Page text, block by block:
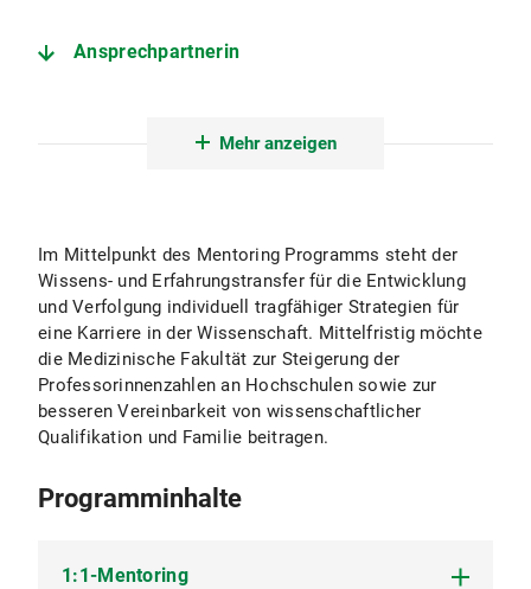
Ansprechpartnerin
Mehr anzeigen
Im Mittelpunkt des Mentoring Programms steht der
Wissens- und Erfahrungstransfer für die Entwicklung
und Verfolgung individuell tragfähiger Strategien für
eine Karriere in der Wissenschaft. Mittelfristig möchte
die Medizinische Fakultät zur Steigerung der
Professorinnenzahlen an Hochschulen sowie zur
besseren Vereinbarkeit von wissenschaftlicher
Qualifikation und Familie beitragen.
Programminhalte
1:1-Mentoring